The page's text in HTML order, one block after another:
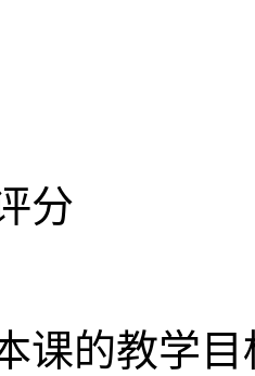
分
课的教学目